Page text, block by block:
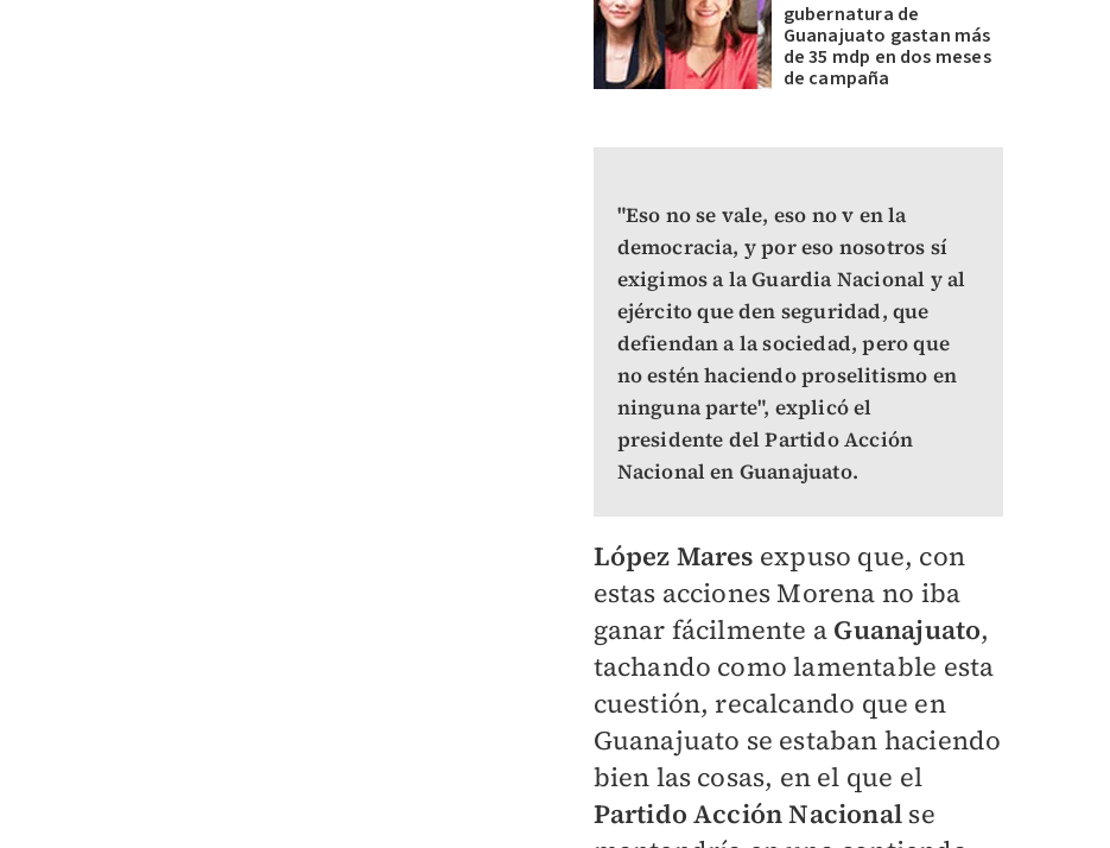
gubernatura de
Guanajuato gastan más
de 35 mdp en dos meses
de campaña
"Eso no se vale, eso no v en la
democracia, y por eso nosotros sí
exigimos a la Guardia Nacional y al
ejército que den seguridad, que
defiendan a la sociedad, pero que
no estén haciendo proselitismo en
ninguna parte", explicó el
presidente del Partido Acción
Nacional en Guanajuato.
López Mares expuso que, con
estas acciones Morena no iba
ganar fácilmente a Guanajuato,
tachando como lamentable esta
cuestión, recalcando que en
Guanajuato se estaban haciendo
bien las cosas, en el que el
Partido Acción Nacional se